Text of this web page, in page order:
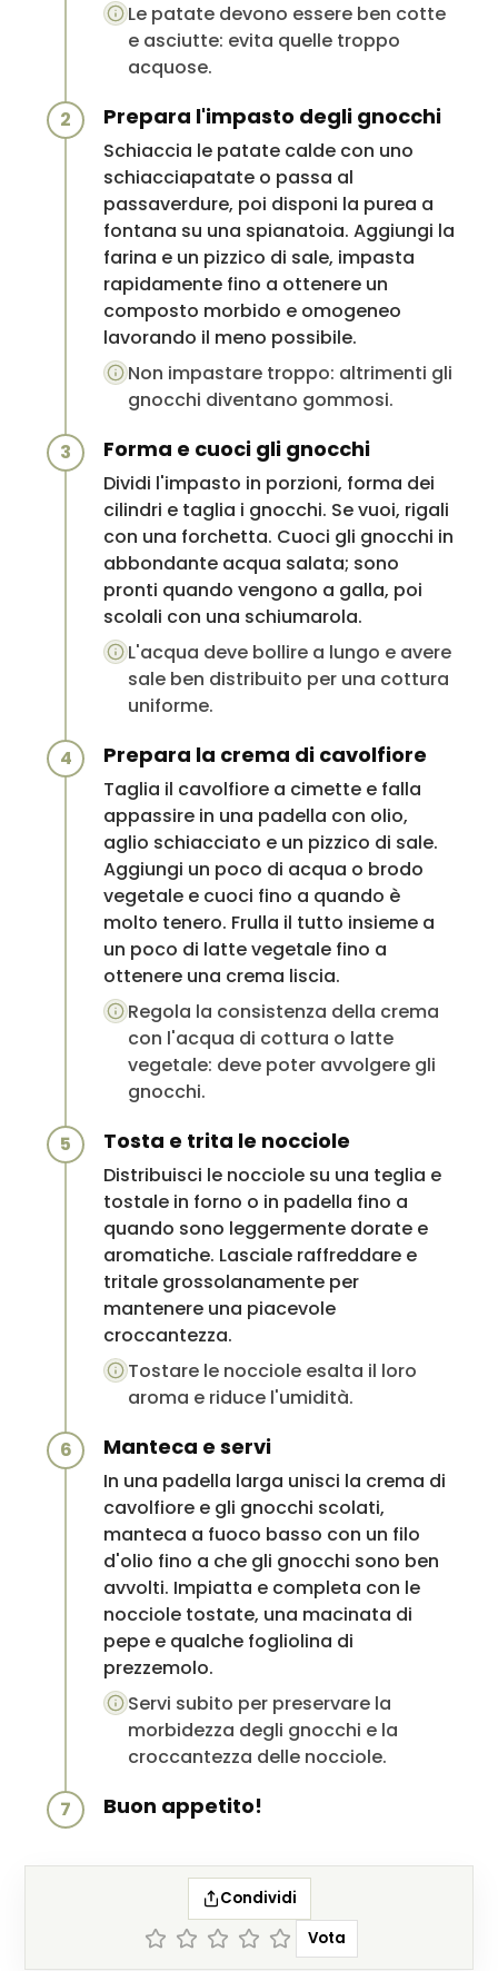
Le patate devono essere ben cotte
e asciutte: evita quelle troppo
acquose.
2 Prepara l'impasto degli gnocchi
Schiaccia le patate calde con uno
schiacciapatate o passa al
passaverdure, poi disponi la purea a
fontana su una spianatoia. Aggiungi la
farina e un pizzico di sale, impasta
rapidamente fino a ottenere un
composto morbido e omogeneo
lavorando il meno possibile.
Non impastare troppo: altrimenti gli
gnocchi diventano gommosi.
3 Forma e cuoci gli gnocchi
Dividi l'impasto in porzioni, forma dei
cilindri e taglia i gnocchi. Se vuoi, rigali
con una forchetta. Cuoci gli gnocchi in
abbondante acqua salata; sono
pronti quando vengono a galla, poi
scolali con una schiumarola.
L'acqua deve bollire a lungo e avere
sale ben distribuito per una cottura
uniforme.
4 Prepara la crema di cavolfiore
Taglia il cavolfiore a cimette e falla
appassire in una padella con olio,
aglio schiacciato e un pizzico di sale.
Aggiungi un poco di acqua o brodo
vegetale e cuoci fino a quando è
molto tenero. Frulla il tutto insieme a
un poco di latte vegetale fino a
ottenere una crema liscia.
Regola la consistenza della crema
con l'acqua di cottura o latte
vegetale: deve poter avvolgere gli
gnocchi.
5 Tosta e trita le nocciole
Distribuisci le nocciole su una teglia e
tostale in forno o in padella fino a
quando sono leggermente dorate e
aromatiche. Lasciale raffreddare e
tritale grossolanamente per
mantenere una piacevole
croccantezza.
Tostare le nocciole esalta il loro
aroma e riduce l'umidità.
6 Manteca e servi
In una padella larga unisci la crema di
cavolfiore e gli gnocchi scolati,
manteca a fuoco basso con un filo
d'olio fino a che gli gnocchi sono ben
avvolti. Impiatta e completa con le
nocciole tostate, una macinata di
pepe e qualche fogliolina di
prezzemolo.
Servi subito per preservare la
morbidezza degli gnocchi e la
croccantezza delle nocciole.
7 Buon appetito!
Condividi
Vota